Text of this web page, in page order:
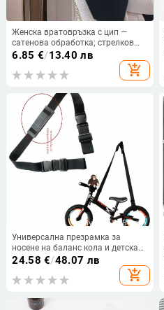
Женска вратовръзка с цип —
сатенова обработка; стрелков
стил; дизайн с цип; полиестерно
влакно; подплата полиестерна
6.85 €/13.40 лв
add_shopping_cart
Универсална презрамка за
носене на баланс кола и детска
количка – регулируема дължина,
пластмаса + полиестер, унисекс
24.58 €/48.07 лв
add_shopping_cart